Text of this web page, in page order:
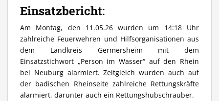
Einsatzbericht:
Am Montag, den 11.05.26 wurden um 14:18 Uhr
zahlreiche Feuerwehren und Hilfsorganisationen aus
dem Landkreis Germersheim mit dem
Einsatzstichwort „Person im Wasser“ auf den Rhein
bei Neuburg alarmiert. Zeitgleich wurden auch auf
der badischen Rheinseite zahlreiche Rettungskräfte
alarmiert, darunter auch ein Rettungshubschrauber.